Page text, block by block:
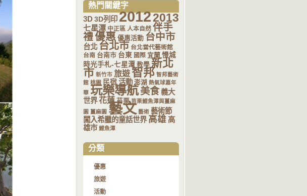
熱門關鍵字
3D3D列印20122013
七星潭 中正區 人本自然 伴手
禮優惠 優惠活動 台中市
台北 台北市 台北當代藝術館
台南 台南市 台東 國際 宜蘭 慢城
時光手札-七星潭 教學 新北
市 新竹市 旅遊智邦 智邦藝術
館 桃園 民宿 活動 澎湖 熱氣球嘉年
華 玩樂導航美食義大
世界花蓮 苗栗 苗栗鯉魚潭與薑麻
園 薑麻園 藝文 藝術 藝術節
闖入希臘的童話世界 高雄高
雄市 鯉魚潭
分類
優惠
旅遊
活動